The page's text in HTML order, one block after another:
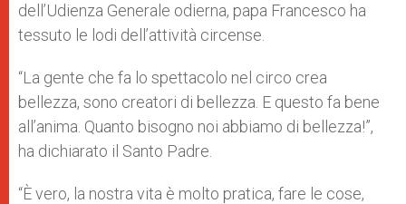
dell’Udienza Generale odierna, papa Francesco ha
tessuto le lodi dell’attività circense.
“La gente che fa lo spettacolo nel circo crea
bellezza, sono creatori di bellezza. E questo fa bene
all’anima. Quanto bisogno noi abbiamo di bellezza!”,
ha dichiarato il Santo Padre.
“È vero, la nostra vita è molto pratica, fare le cose,